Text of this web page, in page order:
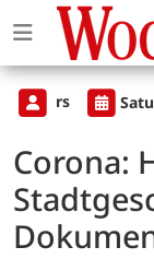
rs
Corona: